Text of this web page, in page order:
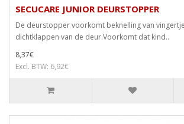
SECUCARE JUNIOR DEURSTOPPER
De deurstopper voorkomt beknelling van
dichtklappen van de deur.Voorkomt dat kind..
8,37€
Excl. BTW: 6,92€